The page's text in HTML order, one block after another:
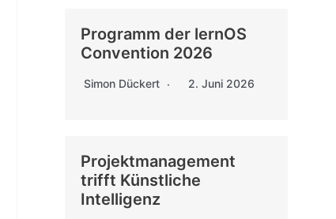
Programm der lernOS
Convention 2026
Simon Dückert 2. Juni 2026
Projektmanagement
trifft Künstliche
Intelligenz